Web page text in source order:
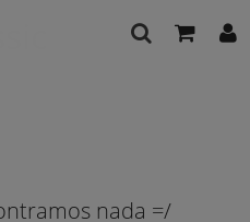
nada =/